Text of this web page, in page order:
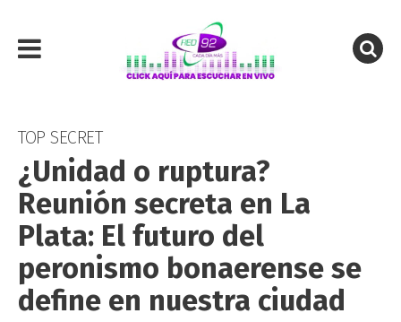
TOP SECRET
¿Unidad o ruptura?
Reunión secreta en La
Plata: El futuro del
peronismo bonaerense se
define en nuestra ciudad